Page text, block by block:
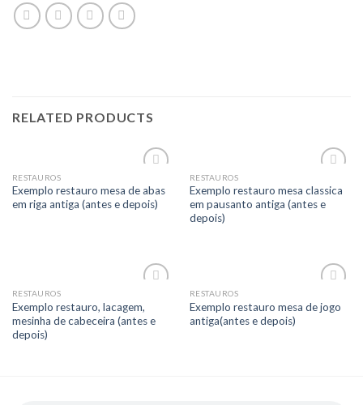
RELATED PRODUCTS
Add to
Wishlist
RESTAUROS
Exemplo restauro mesa de abas
em riga antiga (antes e depois)
Add to
Wishlist
RESTAUROS
Exemplo restauro mesa classica
em pausanto antiga (antes e
depois)
Wishlist
RESTAUROS
Exemplo restauro, lacagem,
mesinha de cabeceira (antes e
depois)
Wishlist
RESTAUROS
Exemplo restauro mesa de jogo
antiga(antes e depois)